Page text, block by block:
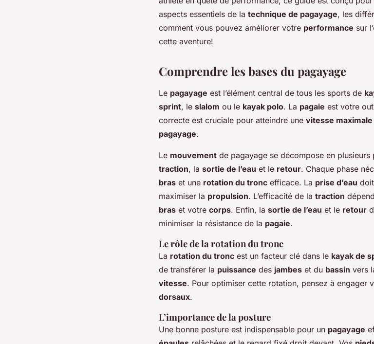
aspects essentiels de la technique de pagayage, les
comment vous pouvez améliorer votre performance sur
cette aventure!
Comprendre les bases du pagayage
Le pagayage est l’élément central de tous les sports de
sprint, le slalom ou le kayak polo. La pagaie est votre
correcte est cruciale pour atteindre une vitesse maximale
pagayage.
Le mouvement de pagayage se décompose en plusieurs
traction, la sortie de l’eau et le retour. Chaque phase
bras et une rotation du tronc efficace. La prise d’eau
maximiser la propulsion. L’efficacité de la traction
bras et votre corps. Enfin, la sortie de l’eau et le retour
minimiser la résistance de la pagaie.
Le rôle de la rotation du tronc
La rotation du tronc est un facteur clé dans le kayak de
de transférer la puissance des jambes et du bassin vers
vitesse. Pour optimiser cette rotation, pensez à engager
dorsaux.
L’importance de la posture
Une bonne posture est indispensable pour un pagayage